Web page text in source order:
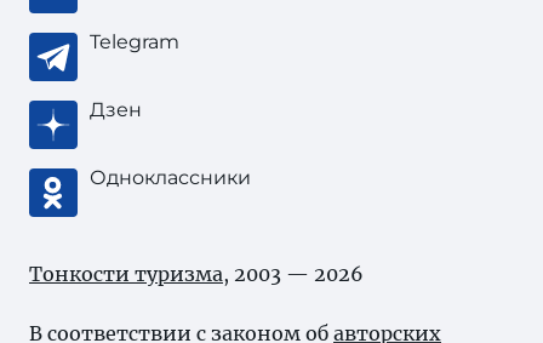
Telegram
Дзен
Одноклассники
Тонкости туризма, 2003 — 2026
В соответствии с законом об авторских